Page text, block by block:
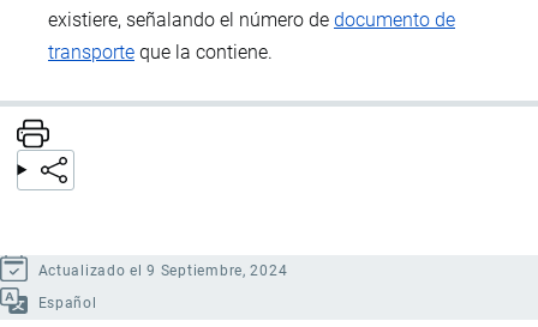
existiere, señalando el número de documento de
transporte que la contiene.
Actualizado el 9 Septiembre, 2024
Español